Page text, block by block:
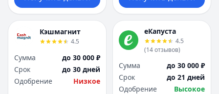
Кэшмагнит
4.5
Сумма
до 30 000 ₽
Срок
до 30 дней
Одобрение
Низкое
еКапуста
4.5
(14отзывов)
Сумма
до 30 000 ₽
Срок
до 21 дней
Одобрение
Высокое